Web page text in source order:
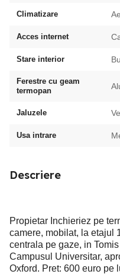
Climatizare
Acces internet
Stare interior
Ferestre cu geam
termopan
Jaluzele
Usa intrare
Descriere
Propietar Inchieriez pe
camere, mobilat, la etajul
centrala pe gaze, in
Campusul Universitar,
Oxford. Pret: 600 euro pe